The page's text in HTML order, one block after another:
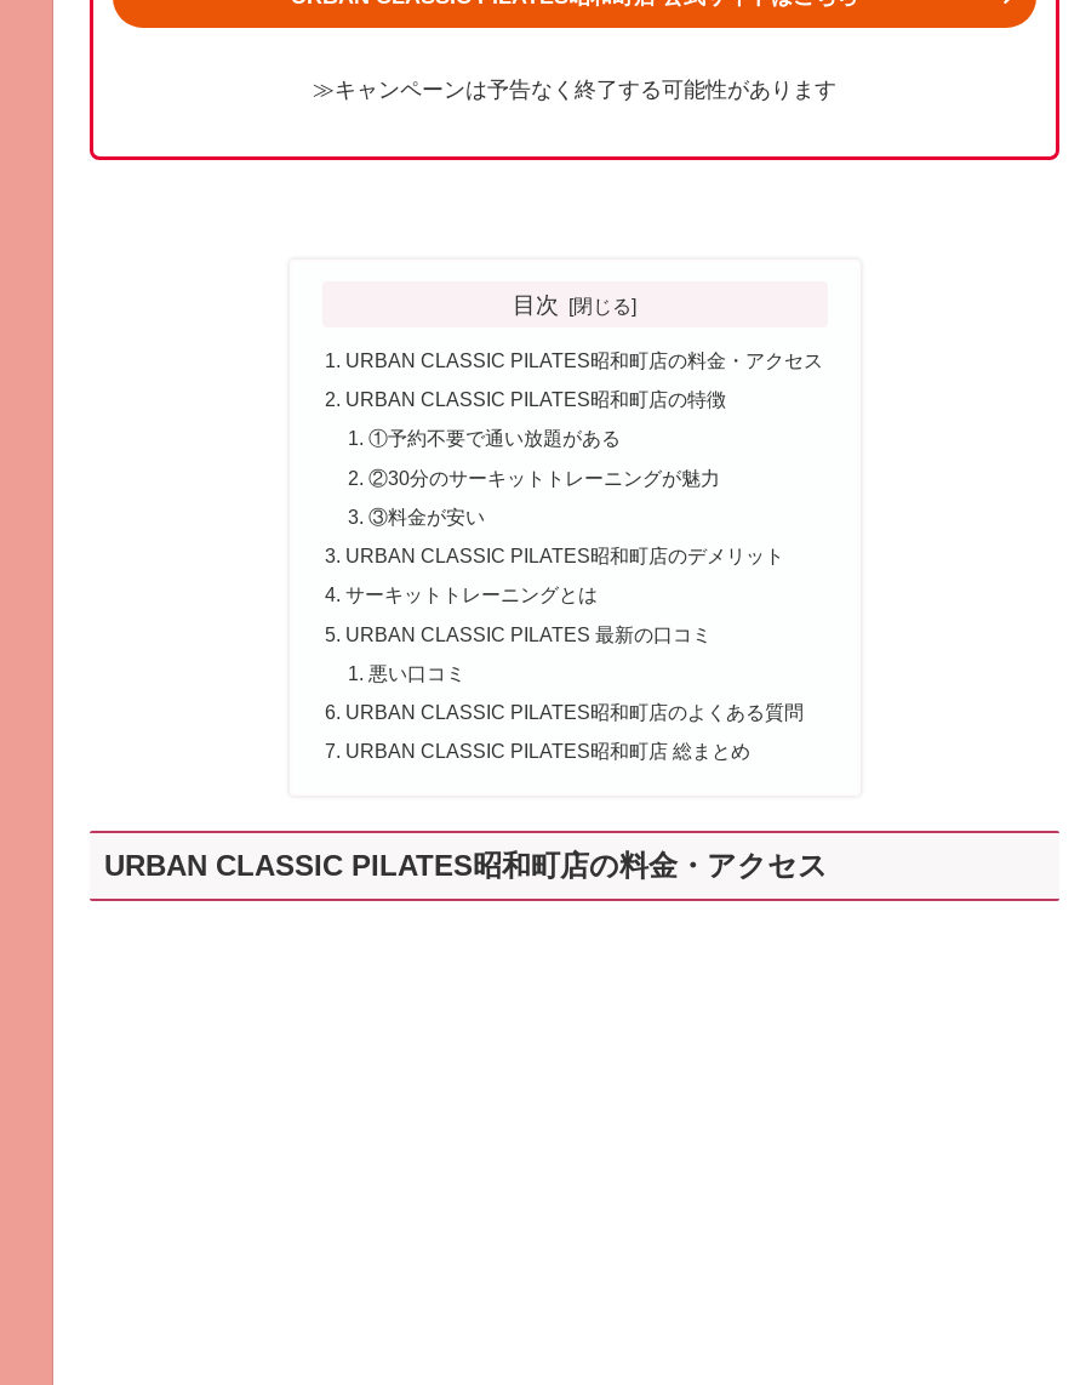
≫キャンペーンは予告なく終了する可能性があります
目次
URBAN CLASSIC PILATES昭和町店の料金・アクセス
URBAN CLASSIC PILATES昭和町店の特徴
①予約不要で通い放題がある
②30分のサーキットトレーニングが魅力
③料金が安い
URBAN CLASSIC PILATES昭和町店のデメリット
サーキットトレーニングとは
URBAN CLASSIC PILATES 最新の口コミ
悪い口コミ
URBAN CLASSIC PILATES昭和町店のよくある質問
URBAN CLASSIC PILATES昭和町店 総まとめ
URBAN CLASSIC PILATES昭和町店の料金・アクセス